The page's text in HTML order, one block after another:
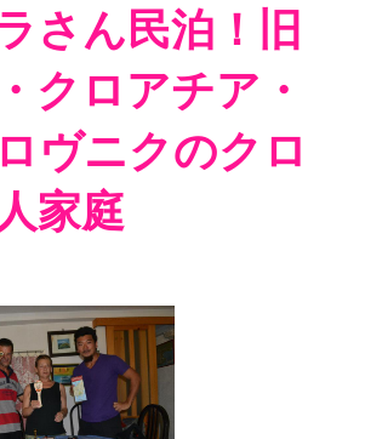
さん民泊！旧
クロアチア・
ヴニクのクロ
家庭